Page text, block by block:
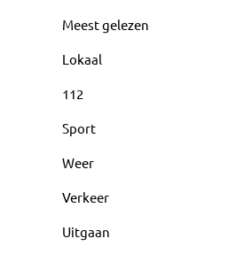
Meest gelezen
Lokaal
112
Sport
Weer
Verkeer
Uitgaan